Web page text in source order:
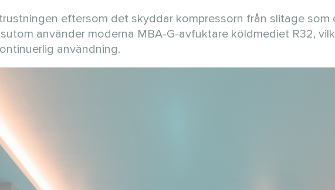
eftersom det skyddar kompressorn från slitage som
använder moderna MBA-G-avfuktare köldmediet R32,
användning.